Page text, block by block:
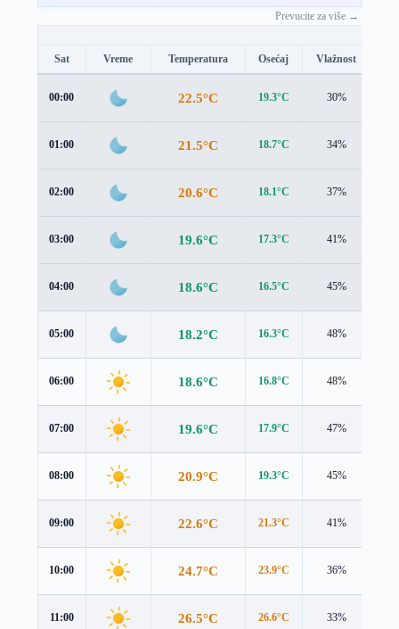
Prevucite za više →
Sat Vreme Temperatura Osećaj Vlažnost
00:00 22.5°C 19.3°C 30%
01:00 21.5°C 18.7°C 34%
02:00 20.6°C 18.1°C 37%
03:00 19.6°C 17.3°C 41%
04:00 18.6°C 16.5°C 45%
05:00 18.2°C 16.3°C 48%
06:00 18.6°C 16.8°C 48%
07:00 19.6°C 17.9°C 47%
08:00 20.9°C 19.3°C 45%
09:00 22.6°C 21.3°C 41%
10:00 24.7°C 23.9°C 36%
11:00 26.5°C 26.6°C 33%